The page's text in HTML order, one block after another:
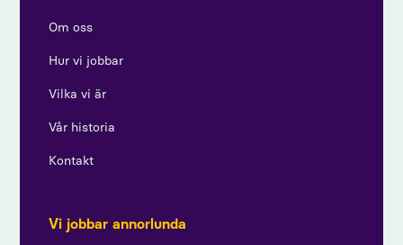
Om oss
Hur vi jobbar
Vilka vi är
Vår historia
Kontakt
Vi jobbar annorlunda